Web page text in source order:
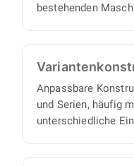
bestehenden
Anpassbare
und Serien, häufig
unterschiedliche